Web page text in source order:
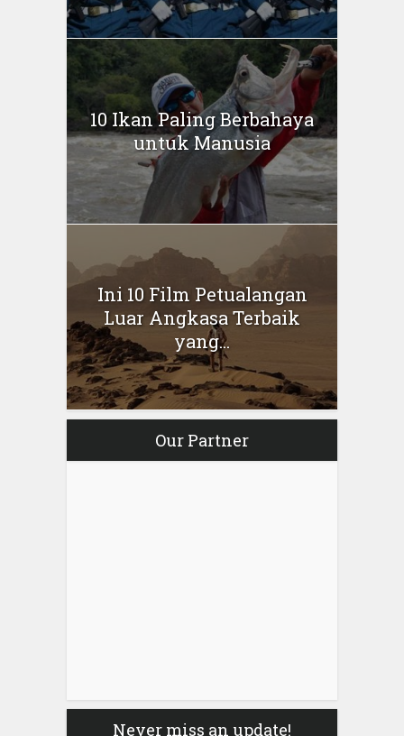
10 Ikan Paling Berbahaya
untuk Manusia
Ini 10 Film Petualangan
Luar Angkasa Terbaik
yang...
Our Partner
Never miss an update!